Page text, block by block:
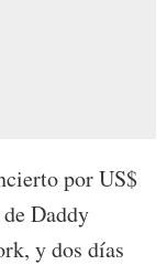
por US$
Daddy
y dos días